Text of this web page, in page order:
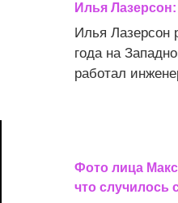
Илья
Илья Лазерсон
года на
работал
Фото лица
что случилось